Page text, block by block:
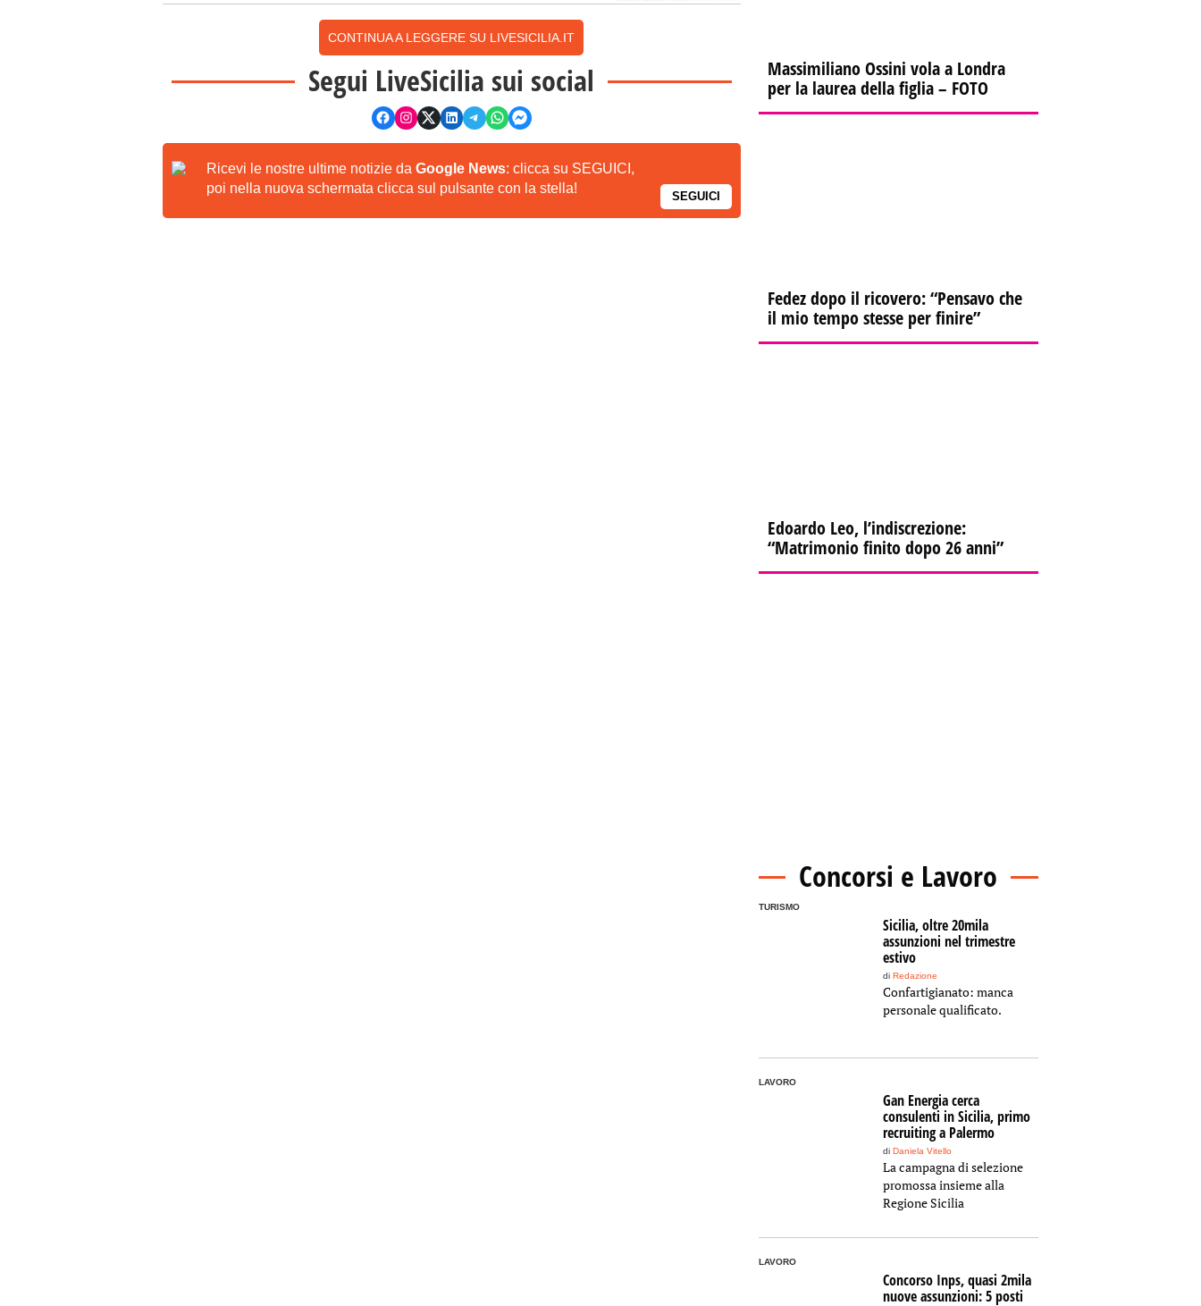
CONTINUA A LEGGERE SU LIVESICILIA.IT
Segui LiveSicilia sui social
Ricevi le nostre ultime notizie da Google News: clicca su SEGUICI,
poi nella nuova schermata clicca sul pulsante con la stella!
SEGUICI
Massimiliano Ossini vola a Londra
per la laurea della figlia – FOTO
Fedez dopo il ricovero: “Pensavo che
il mio tempo stesse per finire”
Edoardo Leo, l’indiscrezione:
“Matrimonio finito dopo 26 anni”
Concorsi e Lavoro
TURISMO
Sicilia, oltre 20mila
assunzioni nel trimestre
estivo
di Redazione
Confartigianato: manca
personale qualificato.
LAVORO
Gan Energia cerca
consulenti in Sicilia, primo
recruiting a Palermo
di Daniela Vitello
La campagna di selezione
promossa insieme alla
Regione Sicilia
LAVORO
Concorso Inps, quasi 2mila
nuove assunzioni: 5 posti